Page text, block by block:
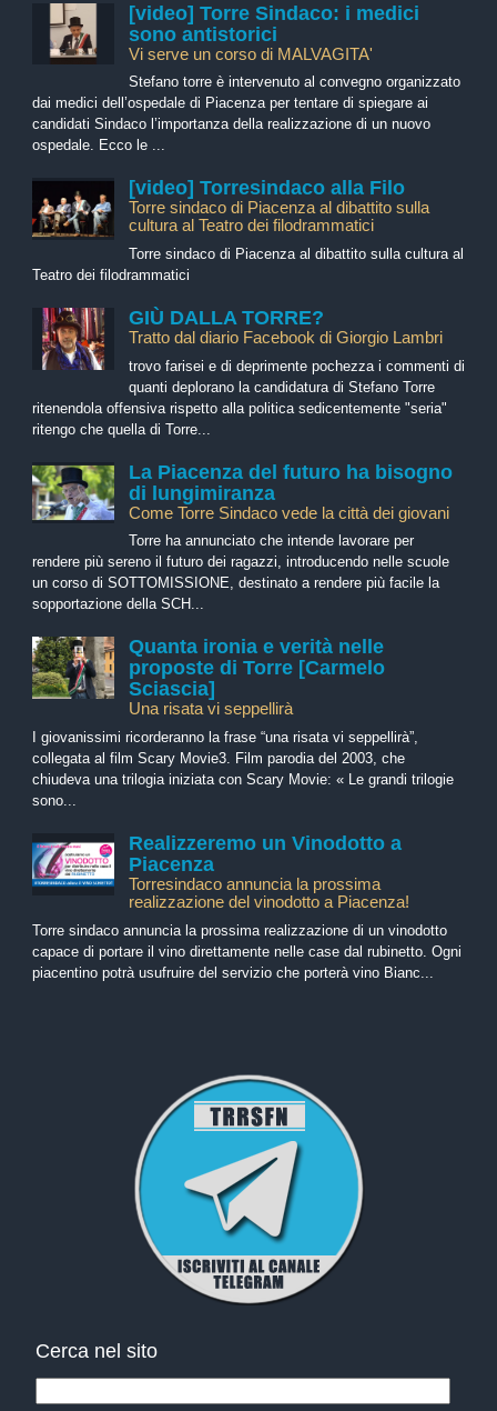
[video] Torre Sindaco: i medici
sono antistorici
Vi serve un corso di MALVAGITA'
Stefano torre è intervenuto al convegno organizzato
dai medici dell’ospedale di Piacenza per tentare di spiegare ai
candidati Sindaco l’importanza della realizzazione di un nuovo
ospedale. Ecco le ...
[video] Torresindaco alla Filo
Torre sindaco di Piacenza al dibattito sulla
cultura al Teatro dei filodrammatici
Torre sindaco di Piacenza al dibattito sulla cultura al
Teatro dei filodrammatici
GIÙ DALLA TORRE?
Tratto dal diario Facebook di Giorgio Lambri
trovo farisei e di deprimente pochezza i commenti di
quanti deplorano la candidatura di Stefano Torre
ritenendola offensiva rispetto alla politica sedicentemente "seria"
ritengo che quella di Torre...
La Piacenza del futuro ha bisogno
di lungimiranza
Come Torre Sindaco vede la città dei giovani
Torre ha annunciato che intende lavorare per
rendere più sereno il futuro dei ragazzi, introducendo nelle scuole
un corso di SOTTOMISSIONE, destinato a rendere più facile la
sopportazione della SCH...
Quanta ironia e verità nelle
proposte di Torre [Carmelo
Sciascia]
Una risata vi seppellirà
I giovanissimi ricorderanno la frase “una risata vi seppellirà”,
collegata al film Scary Movie3. Film parodia del 2003, che
chiudeva una trilogia iniziata con Scary Movie: « Le grandi trilogie
sono...
Realizzeremo un Vinodotto a
Piacenza
Torresindaco annuncia la prossima
realizzazione del vinodotto a Piacenza!
Torre sindaco annuncia la prossima realizzazione di un vinodotto
capace di portare il vino direttamente nelle case dal rubinetto. Ogni
piacentino potrà usufruire del servizio che porterà vino Bianc...
Cerca nel sito